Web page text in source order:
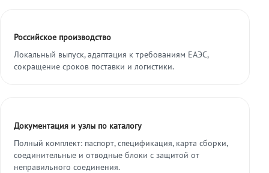
Российское производство
Локальный выпуск, адаптация к требованиям ЕАЭС,
сокращение сроков поставки и логистики.
Документация и узлы по каталогу
Полный комплект: паспорт, спецификация, карта сборки,
соединительные и отводные блоки с защитой от
неправильного соединения.